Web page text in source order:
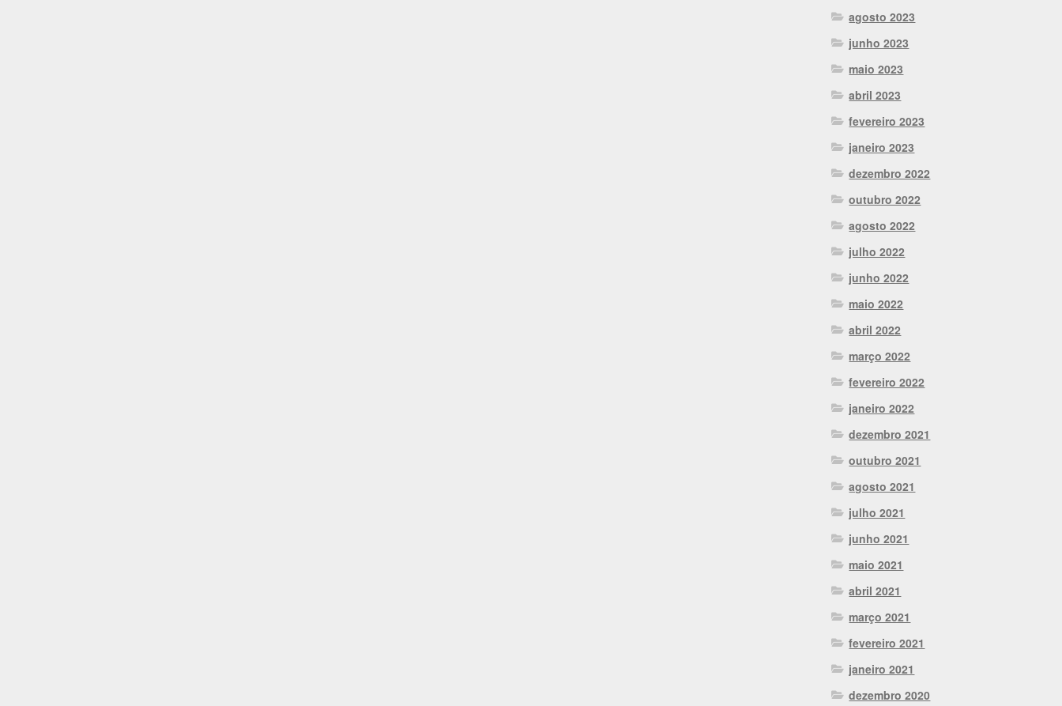
agosto 2023
junho 2023
maio 2023
abril 2023
fevereiro 2023
janeiro 2023
dezembro 2022
outubro 2022
agosto 2022
julho 2022
junho 2022
maio 2022
abril 2022
março 2022
fevereiro 2022
janeiro 2022
dezembro 2021
outubro 2021
agosto 2021
julho 2021
junho 2021
maio 2021
abril 2021
março 2021
fevereiro 2021
janeiro 2021
dezembro 2020